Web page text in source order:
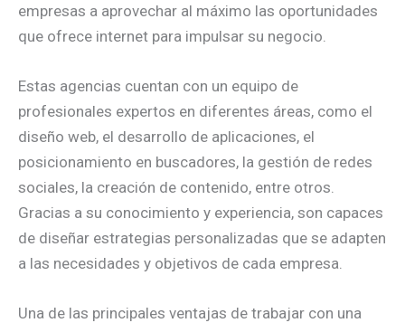
empresas a aprovechar al máximo las oportunidades
que ofrece internet para impulsar su negocio.
Estas agencias cuentan con un equipo de
profesionales expertos en diferentes áreas, como el
diseño web, el desarrollo de aplicaciones, el
posicionamiento en buscadores, la gestión de redes
sociales, la creación de contenido, entre otros.
Gracias a su conocimiento y experiencia, son capaces
de diseñar estrategias personalizadas que se adapten
a las necesidades y objetivos de cada empresa.
Una de las principales ventajas de trabajar con una